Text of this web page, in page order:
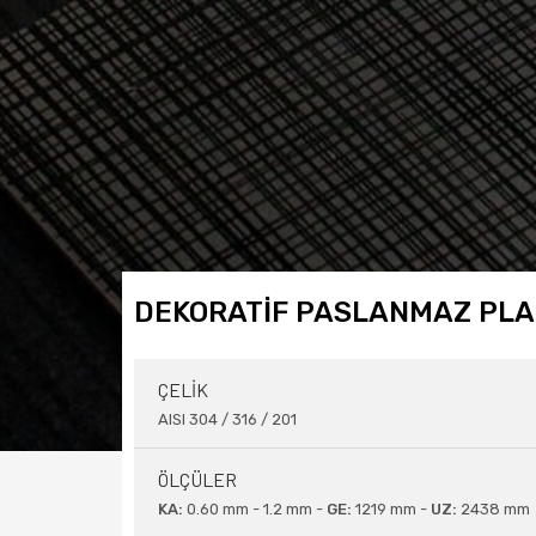
DEKORATİF PASLANMAZ
ÇELİK
AISI 304 / 316 / 201
ÖLÇÜLER
KA: 0.60 mm - 1.2 mm - GE: 1219 mm - UZ: 2438 mm